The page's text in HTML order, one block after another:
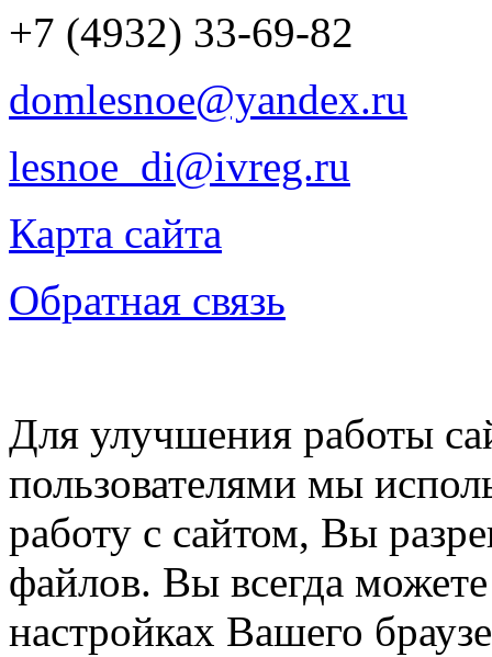
+7 (4932) 33-69-82
domlesnoe@yandex.ru
lesnoe_di@ivreg.ru
Карта сайта
Обратная связь
Для улучшения работы
пользователями мы
работу с сайтом, Вы
файлов. Вы всегда
настройках Вашего